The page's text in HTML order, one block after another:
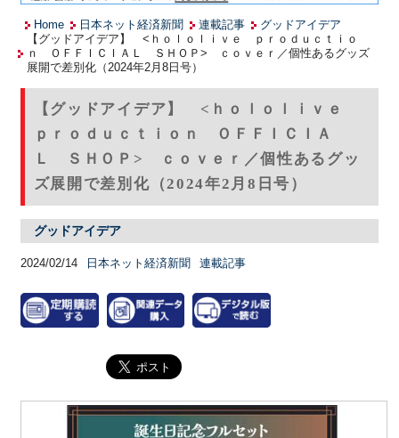
Home 日本ネット経済新聞 連載記事
グッドアイデア
【グッドアイデア】 <ｈｏｌｏｌｉｖｅ ｐｒｏｄｕｃｔｉｏ
ｎ ＯＦＦＩＣＩＡＬ ＳＨＯＰ> ｃｏｖｅｒ／個性あるグッズ
展開で差別化（2024年2月8日号）
【グッドアイデア】 <ｈｏｌｏｌｉｖｅ
ｐｒｏｄｕｃｔｉｏｎ ＯＦＦＩＣＩＡ
Ｌ ＳＨＯＰ> ｃｏｖｅｒ／個性あるグッ
ズ展開で差別化（2024年2月8日号）
グッドアイデア
2024/02/14 日本ネット経済新聞 連載記事